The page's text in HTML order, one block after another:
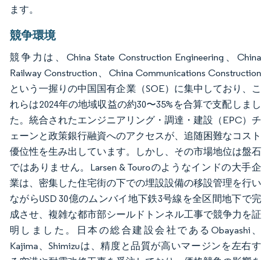
ます。
競争環境
競争力は、China State Construction Engineering、China
Railway Construction、China Communications Construction
という一握りの中国国有企業（SOE）に集中しており、こ
れらは2024年の地域収益の約30〜35%を合算で支配しまし
た。統合されたエンジニアリング・調達・建設（EPC）チ
ェーンと政策銀行融資へのアクセスが、追随困難なコスト
優位性を生み出しています。しかし、その市場地位は盤石
ではありません。Larsen & Touroのようなインドの大手企
業は、密集した住宅街の下での埋設設備の移設管理を行い
ながらUSD 30億のムンバイ地下鉄3号線を全区間地下で完
成させ、複雑な都市部シールドトンネル工事で競争力を証
明しました。日本の総合建設会社であるObayashi、
Kajima、Shimizuは、精度と品質が高いマージンを左右す